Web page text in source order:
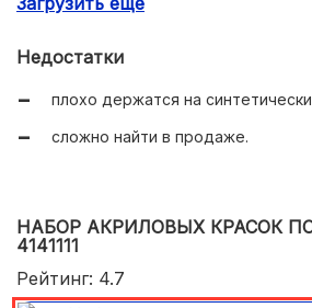
подходят для кожи;
разнообразные яркие расцветки;
слабый запах;
не смываются и не выгорают.
Недостатки
плохо держатся на
сложно найти в продаже.
НАБОР АКРИЛОВЫХ КРАСОК ПО
4141111
Рейтинг: 4.7